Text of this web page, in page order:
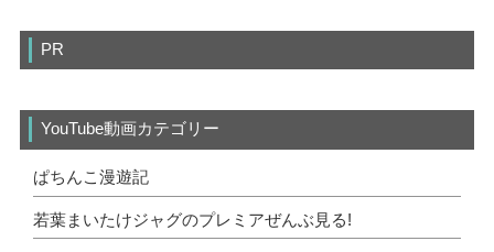
PR
YouTube動画カテゴリー
ぱちんこ漫遊記
若葉まいたけジャグのプレミアぜんぶ見る!